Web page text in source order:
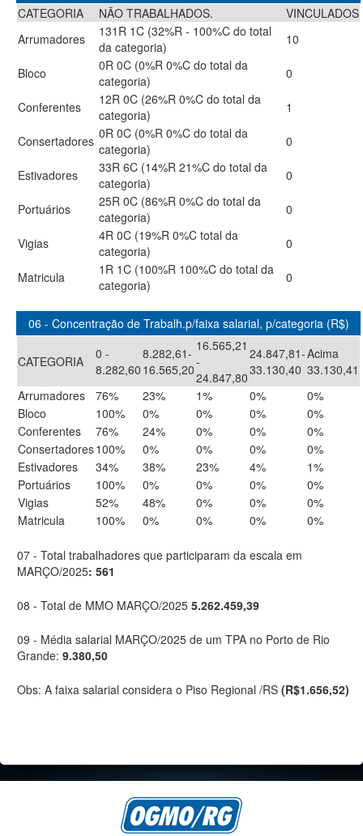
CATEGORIA
NÃO TRABALHADOS.
VINCULADOS
Arrumadores
131R 1C (32%R - 100%C do total
da categoria)
10
Bloco
0R 0C (0%R 0%C do total da
categoria)
0
Conferentes
12R 0C (26%R 0%C do total da
categoria)
1
Consertadores 0R 0C (0%R 0%C do total da
categoria)
0
Estivadores
33R 6C (14%R 21%C do total da
categoria)
0
Portuários
25R 0C (86%R 0%C do total da
categoria)
0
Vigias
4R 0C (19%R 0%C total da
categoria)
0
Matricula
1R 1C (100%R 100%C do total da
categoria)
0
06 - Concentração de Trabalh.p/faixa salarial, p/categoria (R$)
CATEGORIA
0 -
8.282,60
8.282,61-
16.565,20
16.565,21
-
24.847,80
24.847,81-
33.130,40
Acima
33.130,41
Arrumadores
76% 23% 1% 0%
0%
Bloco
100% 0% 0% 0%
0%
Conferentes
76% 24% 0% 0%
0%
Consertadores100% 0% 0% 0%
0%
Estivadores
34% 38% 23% 4%
1%
Portuários
100% 0% 0% 0%
0%
Vigias
52% 48% 0% 0%
0%
Matricula
100% 0% 0% 0% 0%
07 - Total trabalhadores que participaram da escala em
MARÇO/2025: 561
08 - Total de MMO MARÇO/2025 5.262.459,39
09 - Média salarial MARÇO/2025 de um TPA no Porto de Rio
Grande: 9.380,50
Obs: A faixa salarial considera o Piso Regional /RS (R$1.656,52)